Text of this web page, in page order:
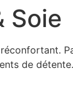
Soie
de